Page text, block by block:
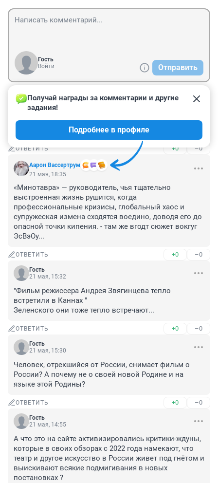
Гость
Войти
Отправить
Гость
22 мая, 12:15
Новосибирские знатоки устриц обсуждают фильм,
который не шел в прокате в России.
ОТВЕТИТЬ +0 –0
Аарон Вассертрум
Получай награды за комментарии и другие
задания!
Подробнее в профиле
21 мая, 18:35
«Минотавра» — руководитель, чья тщательно
выстроенная жизнь рушится, когда
профессиональные кризисы, глобальный хаос и
супружеская измена сходятся воедино, доводя его до
опасной точки кипения. - там же вгодт сюжет вокгуг
ЭсВэОу...
ОТВЕТИТЬ +0 –0
Гость
21 мая, 15:32
"Фильм режиссера Андрея Звягинцева тепло
встретили в Каннах "
Зеленского они тоже тепло встречают...
ОТВЕТИТЬ +0 –0
Гость
21 мая, 15:30
Человек, отрекшийся от России, снимает фильм о
России? А почему не о своей новой Родине и на
языке этой Родины?
ОТВЕТИТЬ +0 –0
Гость
21 мая, 14:55
А что это на сайте активизировались критики-ждуны,
которые в своих обзорах с 2022 года намекают, что
театр и другое искусство в России живет под гнётом и
выискивают всякие подмигивания в новых
постановках ?